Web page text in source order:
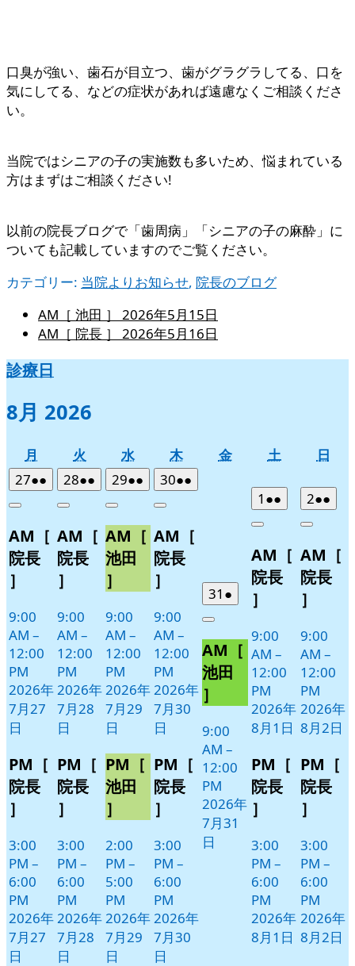
口臭が強い、歯石が目立つ、歯がグラグラしてる、口を
気にしてる、などの症状があれば遠慮なくご相談くださ
い。
当院ではシニアの子の実施数も多いため、悩まれている
方はまずはご相談ください!
以前の院長ブログで「歯周病」「シニアの子の麻酔」に
ついても記載していますのでご覧ください。
カテゴリー: 当院よりお知らせ, 院長のブログ
AM［ 池田 ］ 2026年5月15日
AM［ 院長 ］ 2026年5月16日
診療日
8月 2026
月
曜
日
火
曜
日
水水
曜
日
木木
曜
日
金金
土土
日
日
日
272026
年
月
27
日
●●
件
イ
ベ
ト)
Close
AM［
院長
］
9:00
AM –
12:00
PM
2026年
7月27
日
PM［
院長
］
3:00
PM –
6:00
PM
2026年
7月27
日
282026
年
月
28
日
●●
件
イ
ベ
ト)
Close
AM［
院長
］
9:00
AM –
12:00
PM
2026年
7月28
日
PM［
院長
］
3:00
PM –
6:00
PM
2026年
7月28
日
292026
年
月
29
日
●●
件
イ
ベ
ト)
Close
AM［
池田
］
9:00
AM –
12:00
PM
2026年
7月29
日
PM［
池田
］
2:00
PM –
5:00
PM
2026年
7月29
日
302026
年
月
30
日
●●
件
イ
Close
AM［
院長
］
9:00
AM –
12:00
PM
2026年
7月30
日
PM［
院長
］
3:00
PM –
6:00
PM
2026年
7月30
日
31 2026
年
月
31
日
●
件
イ
ベ
ト)
Close
AM［
池田
］
9:00
AM –
12:00
PM
2026年
7月31
日
1 2026
年
月
1
日
●●
件
イ
ベ
Close
AM［
院長
］
9:00
AM –
12:00
PM
2026年
8月1日
PM［
院長
］
3:00
PM –
6:00
PM
2026年
8月1日
22026
年
月
2
日
●●
件
イ
ベ
Close
AM［
院長
］
9:00
AM –
12:00
PM
2026年
8月2日
PM［
院長
］
3:00
PM –
6:00
PM
2026年
8月2日